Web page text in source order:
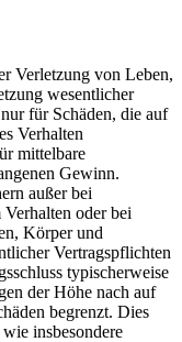
Verletzung von Leben,
wesentlicher
für Schäden, die auf
Verhalten
mittelbare
Gewinn.
außer bei
oder bei
Körper und
Vertragspflichten
typischerweise
der Höhe nach auf
begrenzt. Dies
insbesondere